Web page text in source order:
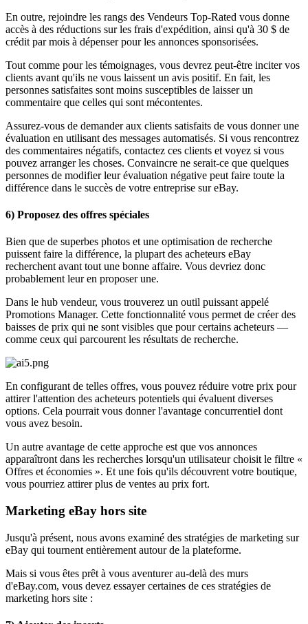
En outre, rejoindre les rangs des Vendeurs Top-Rated vous donne
accès à des réductions sur les frais d'expédition, ainsi qu'à 30 $ de
crédit par mois à dépenser pour les annonces sponsorisées.
Tout comme pour les témoignages, vous devrez peut-être inciter vos
clients avant qu'ils ne vous laissent un avis positif. En fait, les
personnes satisfaites sont moins susceptibles de laisser un
commentaire que celles qui sont mécontentes.
Assurez-vous de demander aux clients satisfaits de vous donner une
évaluation en utilisant des messages automatisés. Si vous rencontrez
des commentaires négatifs, contactez ces clients et voyez si vous
pouvez arranger les choses. Convaincre ne serait-ce que quelques
personnes de modifier leur évaluation négative peut faire toute la
différence dans le succès de votre entreprise sur eBay.
6) Proposez des offres spéciales
Bien que de superbes photos et une optimisation de recherche
puissent faire la différence, la plupart des acheteurs eBay
recherchent avant tout une bonne affaire. Vous devriez donc
probablement leur en proposer une.
Dans le hub vendeur, vous trouverez un outil puissant appelé
Promotions Manager. Cette fonctionnalité vous permet de créer des
baisses de prix qui ne sont visibles que pour certains acheteurs —
comme ceux qui parcourent les résultats de recherche.
En configurant de telles offres, vous pouvez réduire votre prix pour
attirer l'attention des acheteurs potentiels qui évaluent diverses
options. Cela pourrait vous donner l'avantage concurrentiel dont
vous avez besoin.
Un autre avantage de cette approche est que vos annonces
apparaîtront dans les recherches lorsqu'un utilisateur choisit le filtre «
Offres et économies ». Et une fois qu'ils découvrent votre boutique,
vous pourriez attirer plus de ventes au prix fort.
Marketing eBay hors site
Jusqu'à présent, nous avons examiné des stratégies de marketing sur
eBay qui tournent entièrement autour de la plateforme.
Mais si vous êtes prêt à vous aventurer au-delà des murs
d'eBay.com, vous devez essayer certaines de ces stratégies de
marketing hors site :